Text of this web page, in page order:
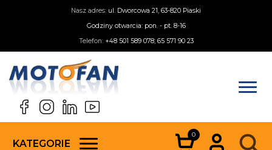
Nasz adres: ul. Dworcowa 21, 63-820 Piaski
Godziny otwarcia: pon. - pt. 8-16
Telefon: +48 501 589 078; 65 571 90 23
KATEGORIE
0